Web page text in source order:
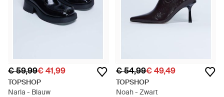
€ 59,99€ 41,99
TOPSHOP
Narla - Blauw
€ 54,99€ 49,49
TOPSHOP
Noah - Zwart